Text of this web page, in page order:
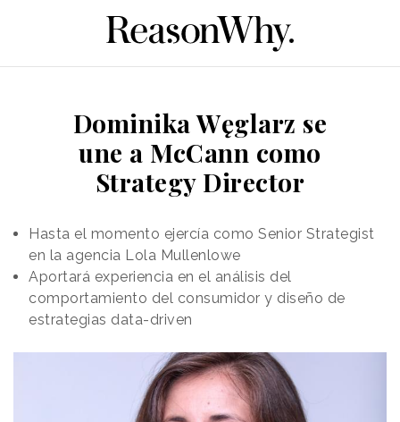
Dominika Węglarz se
une a McCann como
Strategy Director
Hasta el momento ejercía como Senior Strategist
en la agencia Lola Mullenlowe
Aportará experiencia en el análisis del
comportamiento del consumidor y diseño de
estrategias data-driven